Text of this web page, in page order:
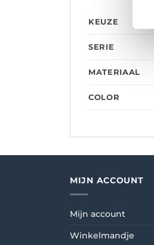
KEUZE
SERIE
MATERIAAL
COLOR
MIJN ACCOUNT
Mijn account
Winkelmandje